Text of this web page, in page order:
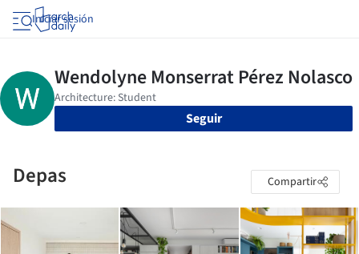
Iniciar sesión
Seguir
Depas Compartir